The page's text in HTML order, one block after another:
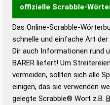
offizielle Scrabble-
Wortwurzel liefert mit Hilfe
Wortanalyse-Algorithmus
Wortbedeutung,
Gültigkeit eines Wortes für
bestimmen!
zugelassene
Wörterbücher sind:
Das Online-Scrabble-
schnelle und einfache Art
Dir auch Informationen rund
BARER liefert! Um
vermeiden, sollten sich alle
einigen, das sie verwenden
gelegte Scrabble® Wort z.B.